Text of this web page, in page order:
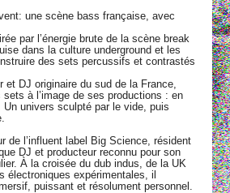
une scène bass française, avec
par l’énergie brute de la scène break
dans la culture underground et les
des sets percussifs et contrastés
DJ originaire du sud de la France,
à l’image de ses productions : en
Un univers sculpté par le vide, puis
de l’influent label Big Science, résident
DJ et producteur reconnu pour son
À la croisée du dub indus, de la UK
électroniques expérimentales, il
puissant et résolument personnel.